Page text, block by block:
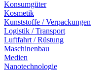
Konsumgüter
Kosmetik
Kunststoffe / Verpackungen
Logistik / Transport
Luftfahrt / Rüstung
Maschinenbau
Medien
Nanotechnologie